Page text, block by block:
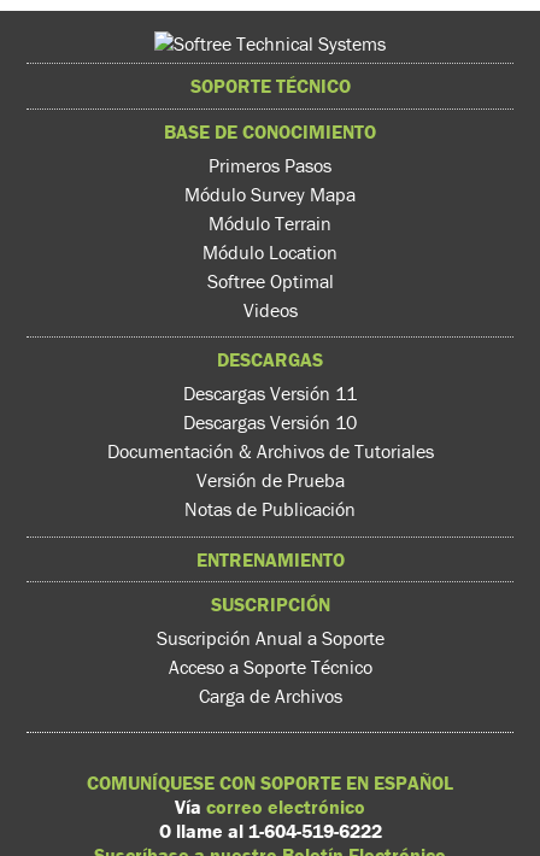
SOPORTE TÉCNICO
BASE DE CONOCIMIENTO
Primeros Pasos
Módulo Survey Mapa
Módulo Terrain
Módulo Location
Softree Optimal
Videos
DESCARGAS
Descargas Versión 11
Descargas Versión 10
Documentación & Archivos de Tutoriales
Versión de Prueba
Notas de Publicación
ENTRENAMIENTO
SUSCRIPCIÓN
Suscripción Anual a Soporte
Acceso a Soporte Técnico
Carga de Archivos
COMUNÍQUESE CON SOPORTE EN ESPAÑOL
Vía correo electrónico
O llame al 1-604-519-6222